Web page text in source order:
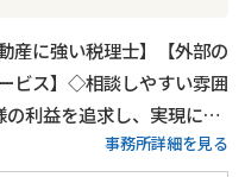
産に強い税理士】【外部の
ビス】◇相談しやすい雰囲
利益を追求し、実現に全
事務所詳細を見る